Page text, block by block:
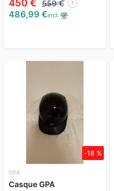
450 € 550 € ?
486,99 €incl.
GPA
Casque GPA
-18 %